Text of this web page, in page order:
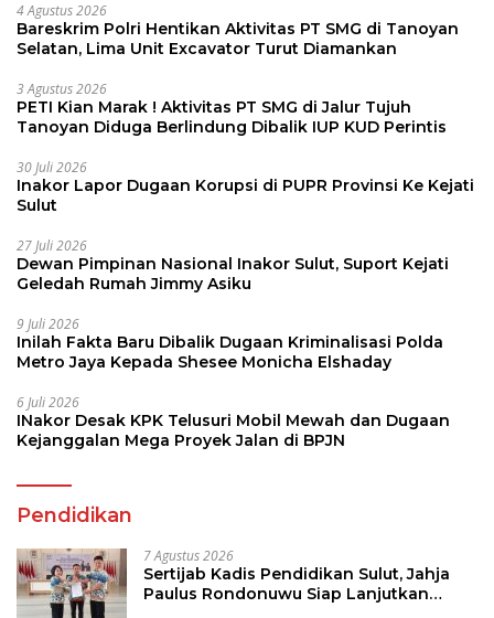
4 Agustus 2026
Bareskrim Polri Hentikan Aktivitas PT SMG di Tanoyan
Selatan, Lima Unit Excavator Turut Diamankan
3 Agustus 2026
PETI Kian Marak ! Aktivitas PT SMG di Jalur Tujuh
Tanoyan Diduga Berlindung Dibalik IUP KUD Perintis
30 Juli 2026
Inakor Lapor Dugaan Korupsi di PUPR Provinsi Ke Kejati
Sulut
27 Juli 2026
Dewan Pimpinan Nasional Inakor Sulut, Suport Kejati
Geledah Rumah Jimmy Asiku
9 Juli 2026
Inilah Fakta Baru Dibalik Dugaan Kriminalisasi Polda
Metro Jaya Kepada Shesee Monicha Elshaday
6 Juli 2026
INakor Desak KPK Telusuri Mobil Mewah dan Dugaan
Kejanggalan Mega Proyek Jalan di BPJN
Pendidikan
7 Agustus 2026
Sertijab Kadis Pendidikan Sulut, Jahja
Paulus Rondonuwu Siap Lanjutkan